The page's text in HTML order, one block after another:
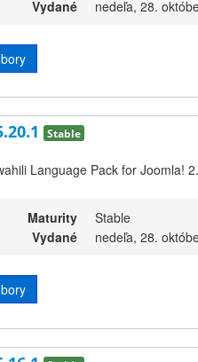
Vydané
nedeľa, 28.
Stable
Language Pack for Joomla!
Maturity
Stable
Vydané
nedeľa, 28.